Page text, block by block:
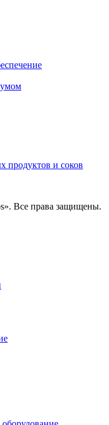
продуктов и соков
Все права защищены.